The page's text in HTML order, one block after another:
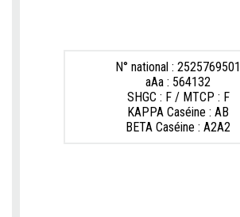
N° national : 2525769501
aAa : 564132
SHGC : F / MTCP : F
KAPPA Caséine : AB
BETA Caséine : A2A2